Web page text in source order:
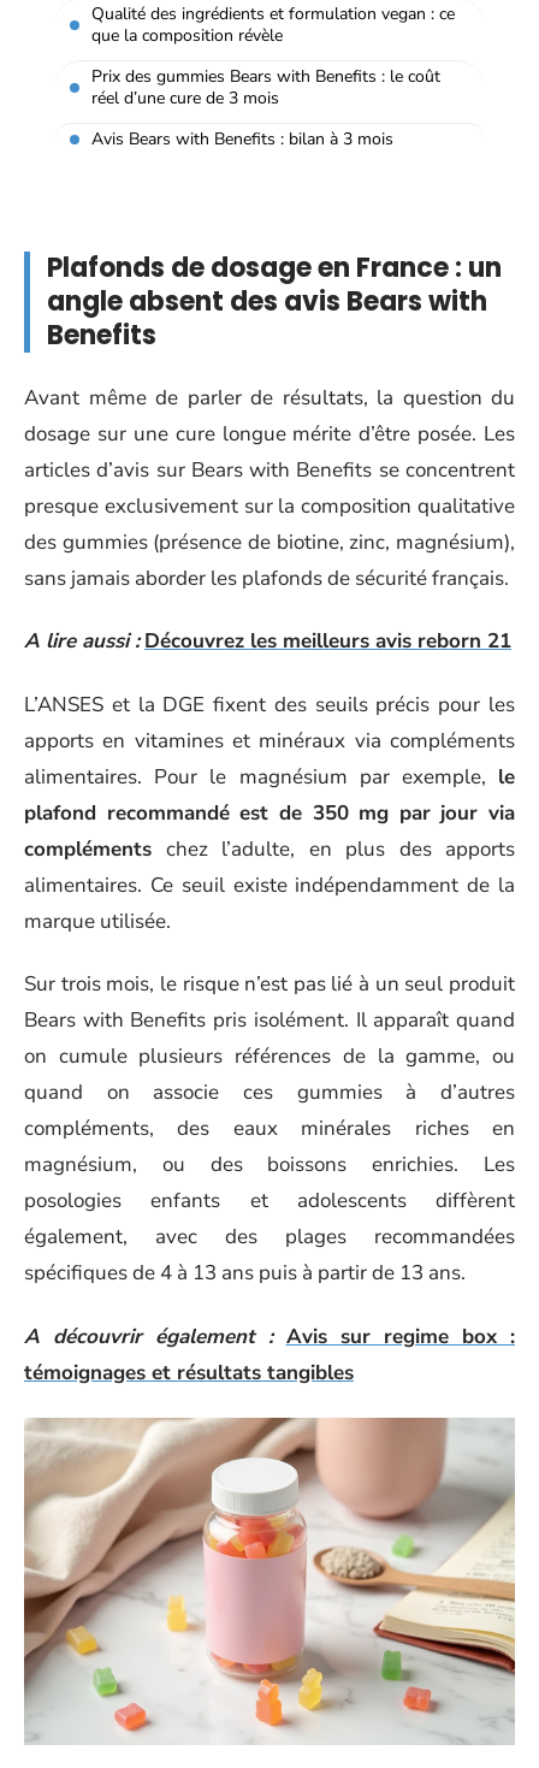
Qualité des ingrédients et formulation vegan : ce
que la composition révèle
Prix des gummies Bears with Benefits : le coût
réel d’une cure de 3 mois
Avis Bears with Benefits : bilan à 3 mois
Plafonds de dosage en France : un
angle absent des avis Bears with
Benefits
Avant même de parler de résultats, la question du
dosage sur une cure longue mérite d’être posée. Les
articles d’avis sur Bears with Benefits se concentrent
presque exclusivement sur la composition qualitative
des gummies (présence de biotine, zinc, magnésium),
sans jamais aborder les plafonds de sécurité français.
A lire aussi : Découvrez les meilleurs avis reborn 21
L’ANSES et la DGE fixent des seuils précis pour les
apports en vitamines et minéraux via compléments
alimentaires. Pour le magnésium par exemple, le
plafond recommandé est de 350 mg par jour via
compléments chez l’adulte, en plus des apports
alimentaires. Ce seuil existe indépendamment de la
marque utilisée.
Sur trois mois, le risque n’est pas lié à un seul produit
Bears with Benefits pris isolément. Il apparaît quand
on cumule plusieurs références de la gamme, ou
quand on associe ces gummies à d’autres
compléments, des eaux minérales riches en
magnésium, ou des boissons enrichies. Les
posologies enfants et adolescents diffèrent
également, avec des plages recommandées
spécifiques de 4 à 13 ans puis à partir de 13 ans.
A découvrir également : Avis sur regime box :
témoignages et résultats tangibles